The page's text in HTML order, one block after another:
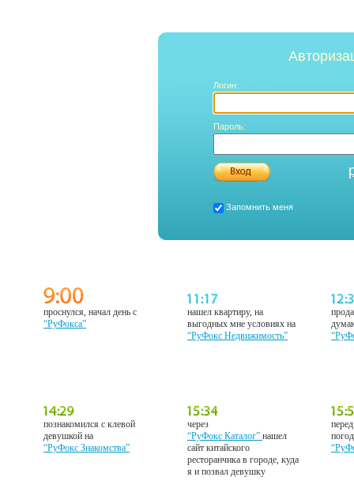
Логин:
Пароль:
Запомнить меня
проснулся, начал день с
“РуФокса”
нашел квартиру, на
выгодных мне условиях на
“РуФокс Недвижимость”
познакомился с клевой
девушкой на
“РуФокс Знакомства”
через
“РуФокс Каталог”нашел
сайт китайского
ресторанчика в городе, куда
я и позвал девушку